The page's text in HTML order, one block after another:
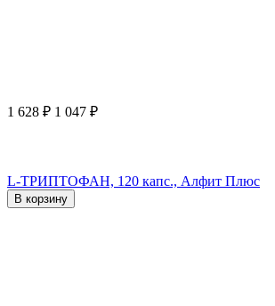
1 628 ₽ 1 047 ₽
L-ТРИПТОФАН, 120 капс., Алфит Плюс
В корзину